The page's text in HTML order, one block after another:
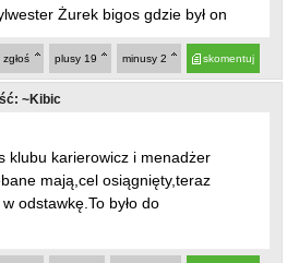
Żurek bigos gdzie był on
skomentuj
minusy 2
plusy 19
zgłoś
~Kibic
klubu karierowicz i menadżer
mają,cel osiągnięty,teraz
odstawkę.To było do